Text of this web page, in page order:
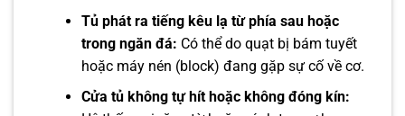
Tủ phát ra tiếng kêu lạ từ phía sau hoặc
trong ngăn đá: Có thể do quạt bị bám tuyết
hoặc máy nén (block) đang gặp sự cố về cơ.
Cửa tủ không tự hít hoặc không đóng kín: